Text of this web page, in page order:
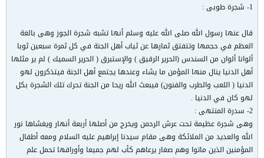
1- شجرة طوبى :
قال عنها رسول الله صلى الله عليه وسلم أنها تشبه شجرة الجوز وهى بالغة
العظم في حجمها وتتفتق ثمارها عن ثياب أهل الجنة في كل ثمرة سبعين ثوبا
ألوانا ألوان من السندس (الحرير الرقيق ) والإستبرق ( الحرير السميك ) لم ير مثلها
أهل الدنيا ينال منها المؤمن ما يشاء وعندها يجتمع أهل الجنة فيتذكرون لهو
الدنيا ( اللعب والطرب والفنون) فيبعث الله ريحا من الجنة تحرك تلك الشجرة بكل
لهو كان في الدنيا .
2- سدرة المنتهى :
وهى شجرة عظيمة تحت عرش الرحمن ويخرج من أصلها أربعة أنهار ويغشاها نور
الله والعديد من الملائكة وهى مقام سيدنا إبراهيم عليه السلام ومعه أطفال
المؤمنين الذين ماتوا وهم صغار يرعاهم كأب لهم جميعا وأوراقها تحمل علم